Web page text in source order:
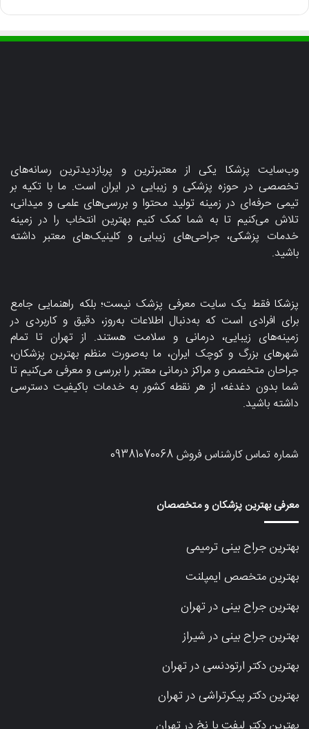
وب‌سایت پزشکا یکی از معتبرترین و پربازدیدترین رسانه‌های
تخصصی در حوزه پزشکی و زیبایی در ایران است. ما با تکیه بر
تیمی حرفه‌ای در زمینه تولید محتوا و بررسی‌های علمی و میدانی،
تلاش می‌کنیم تا به شما کمک کنیم بهترین انتخاب را در زمینه
خدمات پزشکی، جراحی‌های زیبایی و کلینیک‌های معتبر داشته
باشید.
پزشکا فقط یک سایت معرفی پزشک نیست؛ بلکه راهنمایی جامع
برای افرادی است که به‌دنبال اطلاعات به‌روز، دقیق و کاربردی در
زمینه‌های زیبایی، درمانی و سلامت هستند. از تهران تا تمام
شهرهای بزرگ و کوچک ایران، ما به‌صورت منظم بهترین پزشکان،
جراحان متخصص و مراکز درمانی معتبر را بررسی و معرفی می‌کنیم تا
شما بدون دغدغه، از هر نقطه کشور به خدمات باکیفیت دسترسی
داشته باشید.
شماره تماس کارشناس فروش09381070068
معرفی بهترین پزشکان و متخصصان
بهترین جراح بینی ترمیمی
بهترین متخصص ایمپلنت
بهترین جراح بینی در تهران
بهترین جراح بینی در شیراز
بهترین دکتر ارتودنسی در تهران
بهترین دکتر پیکرتراشی در تهران